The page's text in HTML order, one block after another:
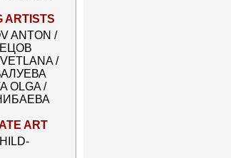
ARTISTS
ANTON /
/
OLGA /
ART